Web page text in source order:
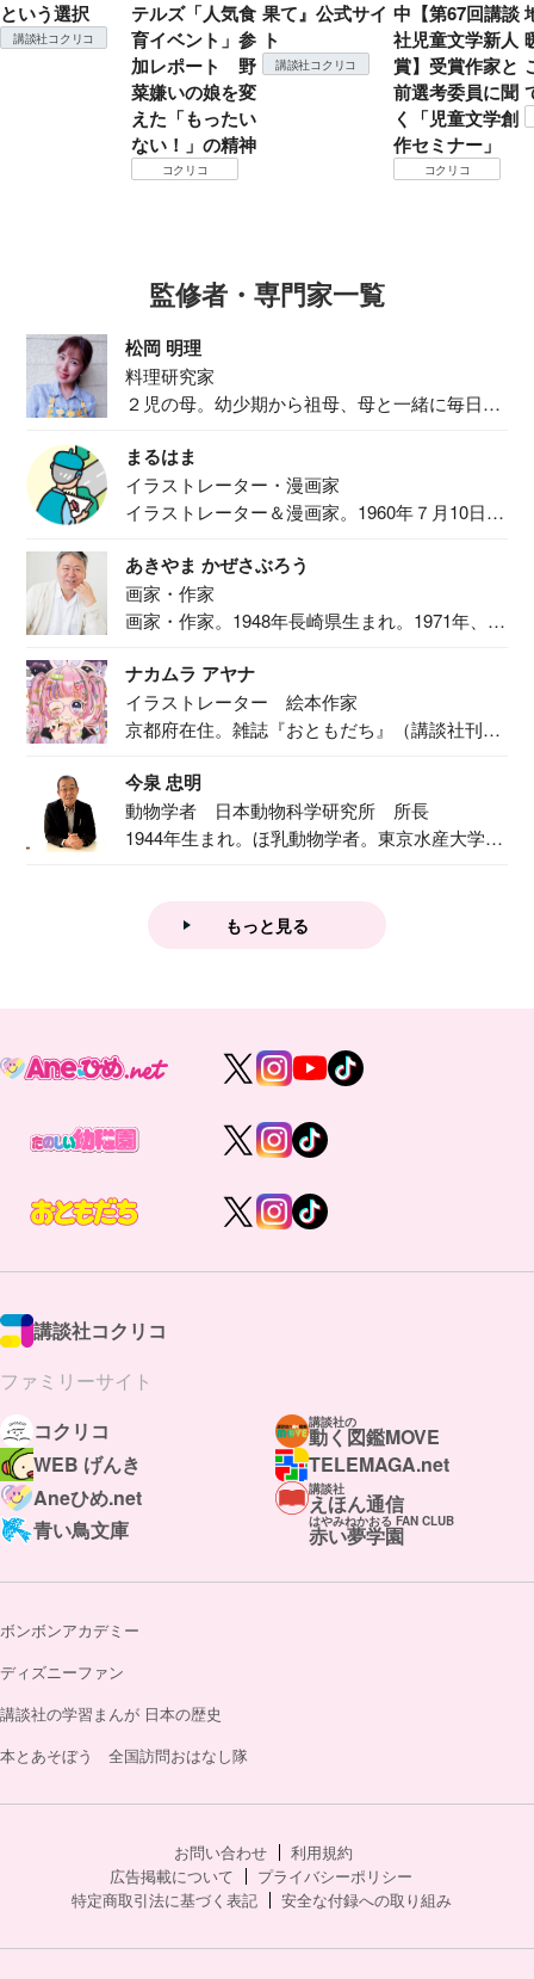
という選択
講談社コクリコ
テルズ「人気食
育イベント」参
加レポート 野
菜嫌いの娘を変
えた「もったい
ない！」の精神
コクリコ
果て』公式サイ
ト
講談社コクリコ
中【第67回講談
社児童文学新人
賞】受賞作家と
前選考委員に聞
く「児童文学創
作セミナー」
コクリコ
監修者・専門家一覧
松岡 明理
料理研究家
２児の母。幼少期から祖母、母と一緒に毎日の
まるはま
イラストレーター・漫画家
イラストレーター＆漫画家。1960年７月10日生
あきやま かぜさぶろう
画家・作家
画家・作家。1948年長崎県生まれ。1971年、
ナカムラ アヤナ
イラストレーター 絵本作家
京都府在住。雑誌『おともだち』（講談社刊）
今泉 忠明
動物学者 日本動物科学研究所 所長
1944年生まれ。ほ乳動物学者。東京水産大学卒
もっと見る
講談社コクリコ
ファミリーサイト
コクリコ
講談社の
動く図鑑MOVE
WEB げんき
TELEMAGA.net
Aneひめ.net
講談社
えほん通信
青い鳥文庫
はやみねかおる FAN CLUB
赤い夢学園
ボンボンアカデミー
ディズニーファン
講談社の学習まんが 日本の歴史
本とあそぼう 全国訪問おはなし隊
お問い合わせ
利用規約
広告掲載について
プライバシーポリシー
特定商取引法に基づく表記
安全な付録への取り組み